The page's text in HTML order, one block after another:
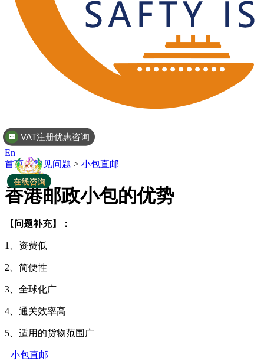
En
首页>常见问题 > 小包直邮
香港邮政小包的优势
【问题补充】：
1、资费低
2、简便性
3、全球化广
4、通关效率高
5、适用的货物范围广
小包直邮
VAT注册优惠咨询